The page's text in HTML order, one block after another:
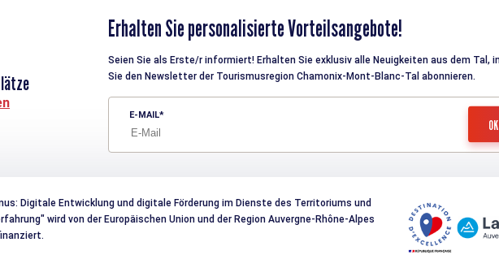
Erhalten Sie personalisierte Vorteilsangebote!
Seien Sie als Erste/r informiert! Erhalten Sie exklusiv alle Neuigkeiten aus dem Tal,
Sie den Newsletter der Tourismusregion Chamonix-Mont-Blanc-Tal abonnieren.
E-MAIL
Digitale Entwicklung und digitale Förderung im Dienste des Territoriums und
wird von der Europäischen Union und der Region Auvergne-Rhône-Alpes